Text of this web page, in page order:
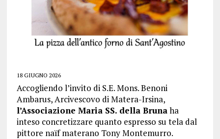
18 GIUGNO 2026
Accogliendo l’invito di S.E. Mons. Benoni
Ambarus, Arcivescovo di Matera-Irsina,
l’Associazione Maria SS. della Brunaha
inteso concretizzare quanto espresso su tela dal
pittore naïf materano Tony Montemurro.